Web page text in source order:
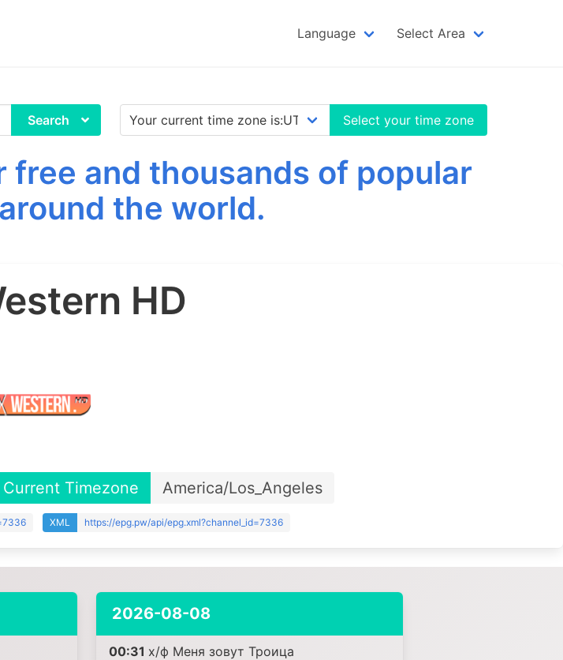
Language Select Area
Search Select your time zone
free and thousands of popular
the world.
HD
Current Timezone America/Los_Angeles
XML https://epg.pw/api/epg.xml?channel_id=7336
2026-08-08
00:31 х/ф Меня зовут Троица